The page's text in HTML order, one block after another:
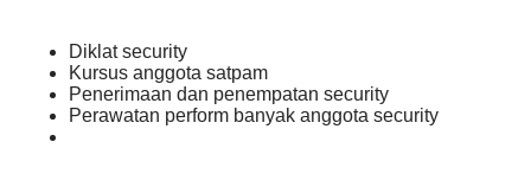
Diklat security
Kursus anggota satpam
Penerimaan dan penempatan security
Perawatan perform banyak anggota security